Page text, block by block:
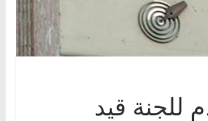
للجنة قيد